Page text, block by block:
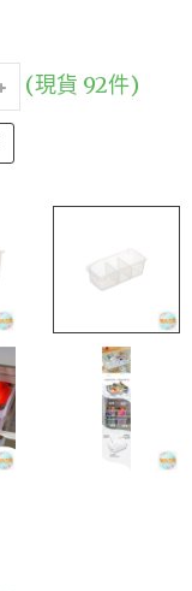
(現貨 92件)